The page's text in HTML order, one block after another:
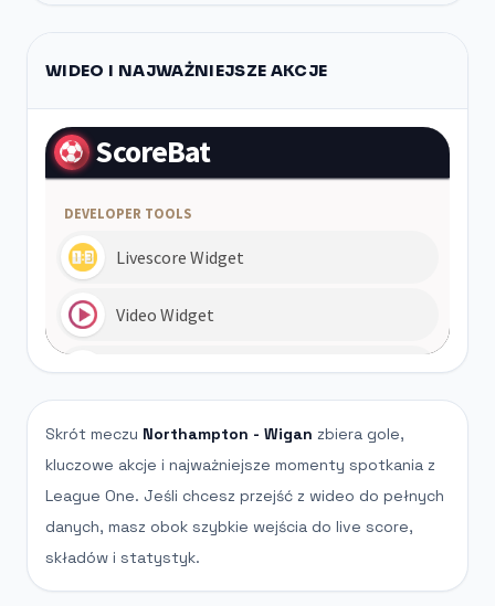
WIDEO I NAJWAŻNIEJSZE AKCJE
Skrót meczu Northampton - Wigan zbiera gole,
kluczowe akcje i najważniejsze momenty spotkania z
League One. Jeśli chcesz przejść z wideo do pełnych
danych, masz obok szybkie wejścia do live score,
składów i statystyk.